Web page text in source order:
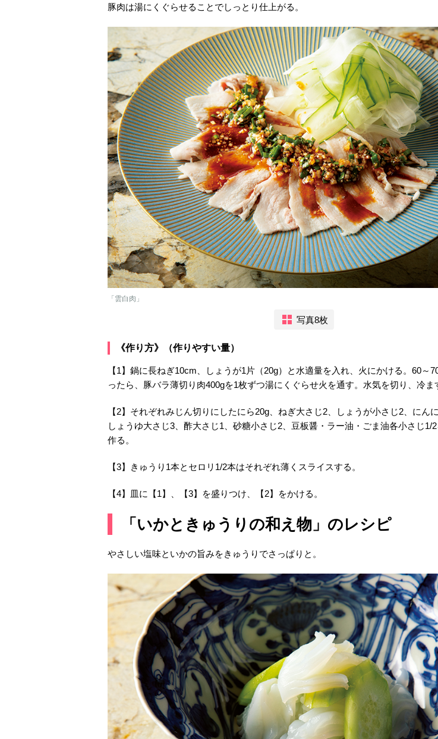
豚肉は湯にくぐらせることでしっとり仕上がる。
「雲白肉」
写真8枚
《作り方》（作りやすい量）
【1】鍋に長ねぎ10cm、しょうが1片（20g）と水適量を入れ、火にかける。60～
ったら、豚バラ薄切り肉400gを1枚ずつ湯にくぐらせ火を通す。水気を切り、冷ま
【2】それぞれみじん切りにしたにら20g、ねぎ大さじ2、しょうが小さじ2、にん
しょうゆ大さじ3、酢大さじ1、砂糖小さじ2、豆板醤・ラー油・ごま油各小さじ1/
作る。
【3】きゅうり1本とセロリ1/2本はそれぞれ薄くスライスする。
【4】皿に【1】、【3】を盛りつけ、【2】をかける。
「いかときゅうりの和え物」のレシピ
やさしい塩味といかの旨みをきゅうりでさっぱりと。